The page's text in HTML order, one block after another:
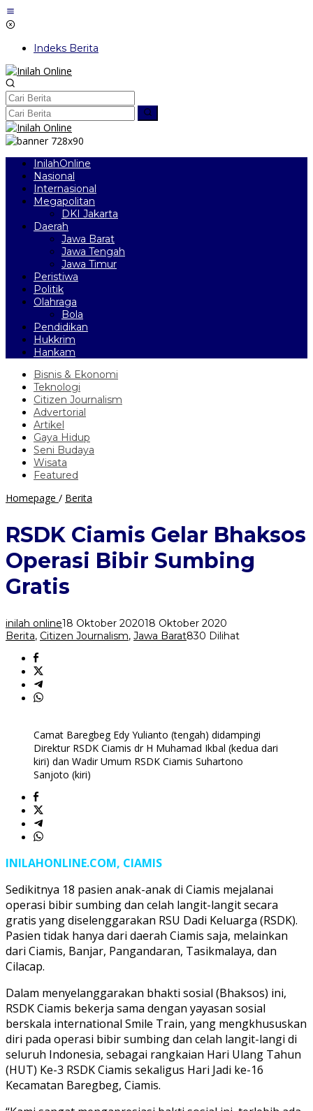
Lewati
ke
Indeks Berita
InilahOnline
Nasional
Internasional
Megapolitan
DKI Jakarta
Daerah
Jawa Barat
Jawa Tengah
Jawa Timur
Peristiwa
Politik
Olahraga
Bola
Pendidikan
Hukkrim
Hankam
Bisnis & Ekonomi
Teknologi
Citizen Journalism
Advertorial
Artikel
Gaya Hidup
Seni Budaya
Wisata
Featured
Homepage / Berita
Bhaksos
Operasi
Bibir
RSDK Ciamis Gelar Bhaksos
Operasi Bibir Sumbing
Gratis
inilah online18 Oktober 202018 Oktober 2020
Berita, Citizen Journalism, Jawa Barat830 Dilihat
Camat Baregbeg Edy Yulianto (tengah) didampingi
Direktur RSDK Ciamis dr H Muhamad Ikbal (kedua dari
kiri) dan Wadir Umum RSDK Ciamis Suhartono
Sanjoto (kiri)
INILAHONLINE.COM, CIAMIS
Sedikitnya 18 pasien anak-anak di Ciamis mejalanai
operasi bibir sumbing dan celah langit-langit secara
gratis yang diselenggarakan RSU Dadi Keluarga (RSDK).
Pasien tidak hanya dari daerah Ciamis saja, melainkan
dari Ciamis, Banjar, Pangandaran, Tasikmalaya, dan
Cilacap.
Dalam menyelanggarakan bhakti sosial (Bhaksos) ini,
RSDK Ciamis bekerja sama dengan yayasan sosial
berskala international Smile Train, yang mengkhususkan
diri pada operasi bibir sumbing dan celah langit-langi di
seluruh Indonesia, sebagai rangkaian Hari Ulang Tahun
(HUT) Ke-3 RSDK Ciamis sekaligus Hari Jadi ke-16
Kecamatan Baregbeg, Ciamis.